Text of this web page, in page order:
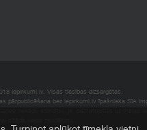
Iepirkumi.lv. Visas tiesības aizsargātas.
pārpublicēšana bez iepirkumi.lv īpašnieka SIA